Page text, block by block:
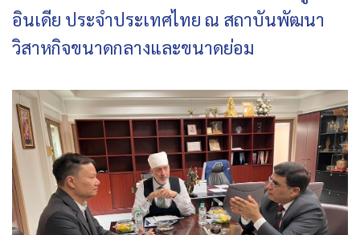
อินเดีย ประจำประเทศไทย ณ สถาบันพัฒนา
วิสาหกิจขนาดกลางและขนาดย่อม